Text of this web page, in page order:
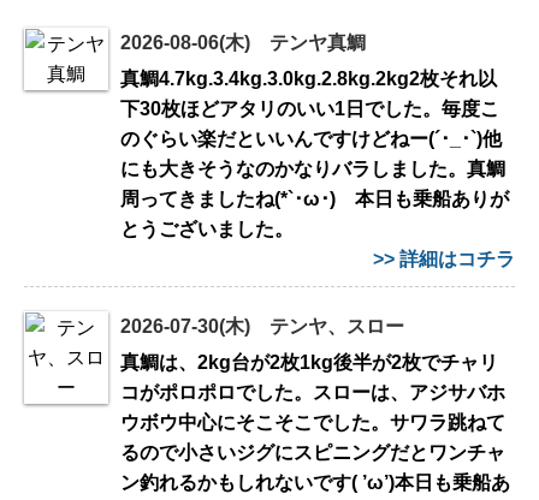
2026-08-06(木) テンヤ真鯛
真鯛4.7kg.3.4kg.3.0kg.2.8kg.2kg2枚それ以
下30枚ほどアタリのいい1日でした。毎度こ
のぐらい楽だといいんですけどねー(´･_･`)他
にも大きそうなのかなりバラしました。真鯛
周ってきましたね(*`･ω･)ゞ本日も乗船ありが
とうございました。
>> 詳細はコチラ
2026-07-30(木) テンヤ、スロー
真鯛は、2kg台が2枚1kg後半が2枚でチャリ
コがポロポロでした。スローは、アジサバホ
ウボウ中心にそこそこでした。サワラ跳ねて
るので小さいジグにスピニングだとワンチャ
ン釣れるかもしれないです( ’ω’)本日も乗船あ